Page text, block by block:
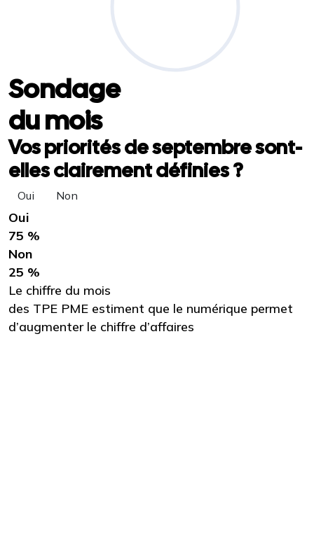
Sondage
du mois
Vos priorités de septembre sont-
elles clairement définies ?
Oui Non
Oui
75 %
Non
25 %
Le chiffre du mois
des TPE PME estiment que le numérique permet
d’augmenter le chiffre d’affaires